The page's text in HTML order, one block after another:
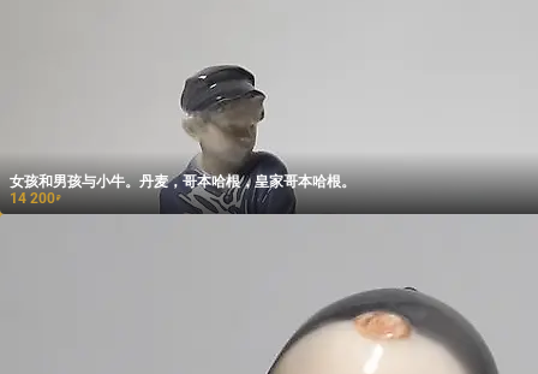
女孩和男孩与小牛。丹麦，哥本哈根，皇家哥本哈根。
14 200₽